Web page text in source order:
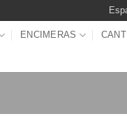
ENCIMERAS